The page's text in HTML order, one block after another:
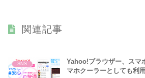
関連記事
SNS
Yahoo!ブラウザー、スマ
マホクーラーとしても利